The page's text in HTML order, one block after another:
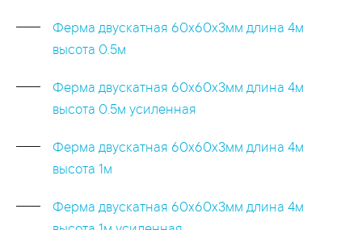
Ферма двускатная 60x60x3мм длина 4м
высота 0.5м
Ферма двускатная 60x60x3мм длина 4м
высота 0.5м усиленная
Ферма двускатная 60x60x3мм длина 4м
высота 1м
Ферма двускатная 60x60x3мм длина 4м